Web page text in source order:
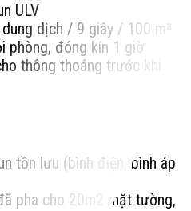
ULV
dịch / 9 giây / 100 m³
phòng, đóng kín 1 giờ
thông thoáng trước khi
tồn lưu (bình điện, bình áp
pha cho 20m2 mặt tường,